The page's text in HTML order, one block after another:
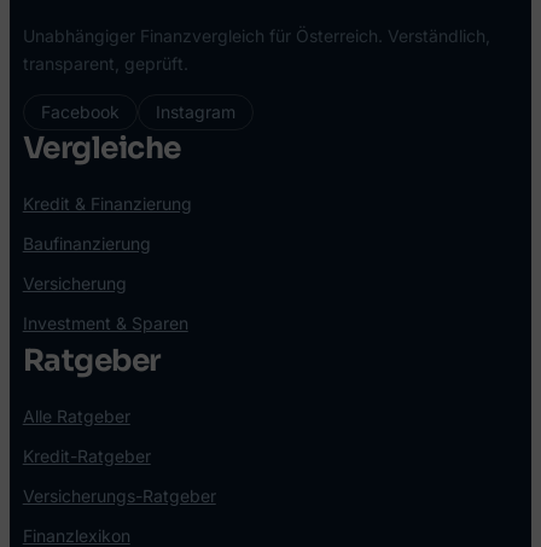
Unabhängiger Finanzvergleich für Österreich. Verständlich,
transparent, geprüft.
Facebook Instagram
Vergleiche
Kredit & Finanzierung
Baufinanzierung
Versicherung
Investment & Sparen
Ratgeber
Alle Ratgeber
Kredit-Ratgeber
Versicherungs-Ratgeber
Finanzlexikon